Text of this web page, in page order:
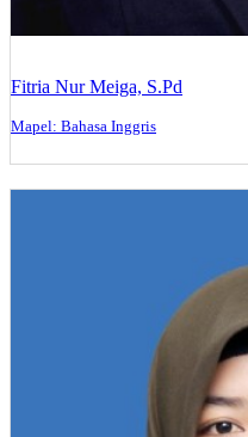
Fitria Nur Meiga, S.Pd
Mapel: Bahasa Inggris